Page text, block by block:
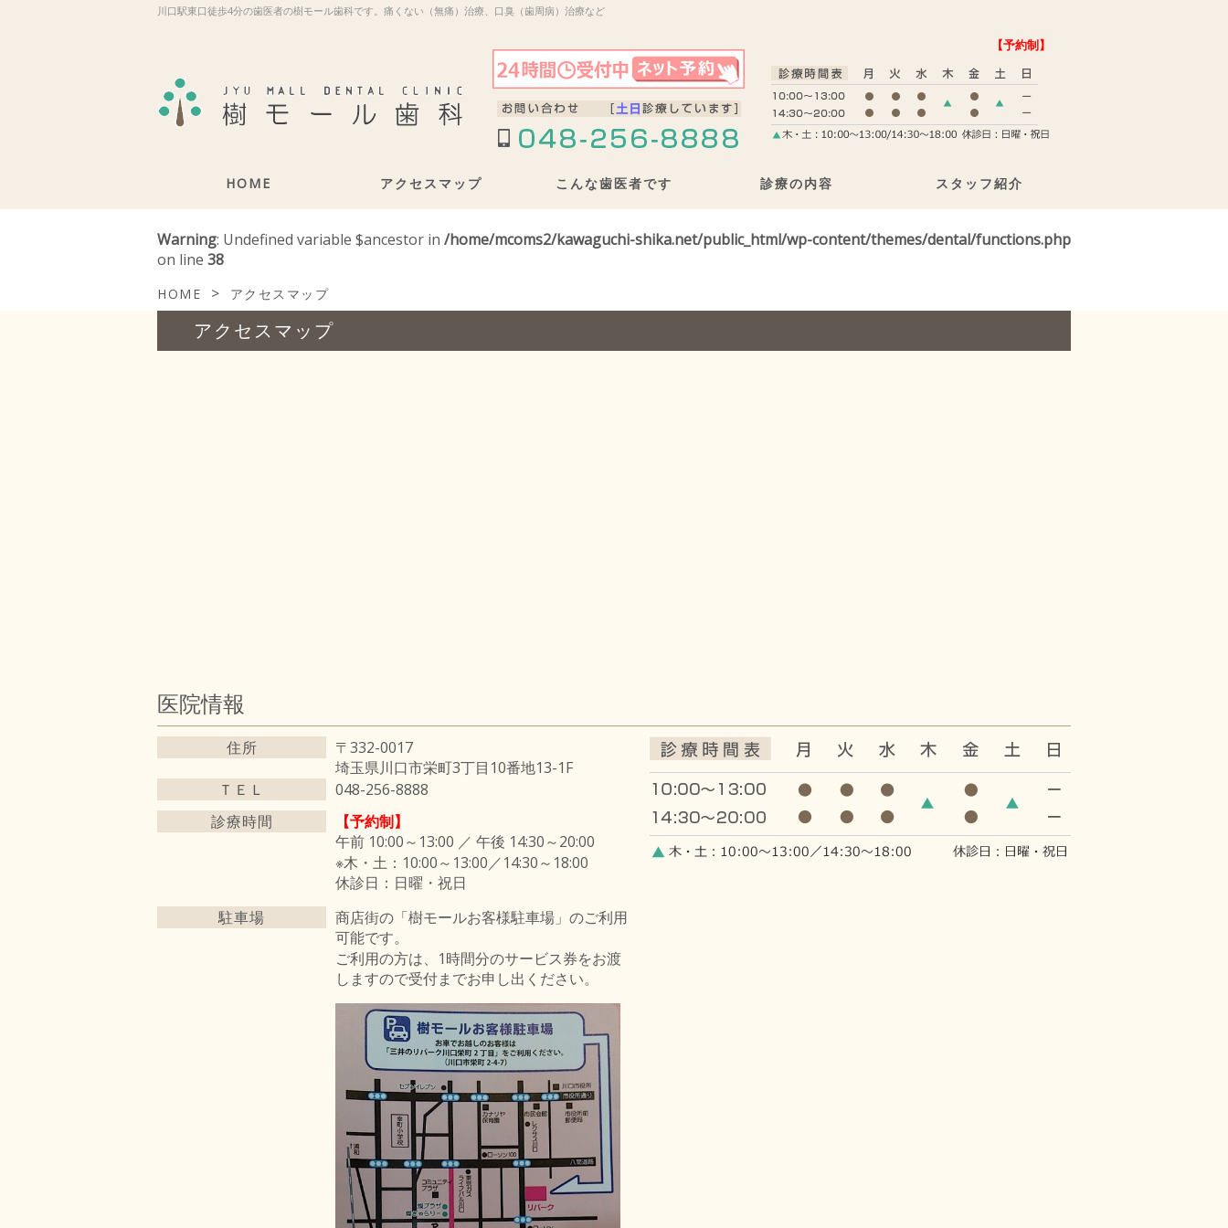
川口駅東口徒歩4分の歯医者の樹モール歯科です。痛くない（無痛）治療、口臭（歯周病）治療など
【予約制】
HOME アクセスマップ こんな歯医者です 診療の内容 スタッフ紹介
Warning: Undefined variable $ancestor in /home/mcoms2/kawaguchi-shika.net/public_html/wp-content/themes/dental/functions.php
on line 38
HOME > アクセスマップ
アクセスマップ
医院情報
住所
〒332-0017
埼玉県川口市栄町3丁目10番地13-1F
ＴＥＬ
048-256-8888
診療時間
【予約制】
午前 10:00～13:00 ／ 午後 14:30～20:00
※木・土：10:00～13:00／14:30～18:00
休診日：日曜・祝日
駐車場
商店街の「樹モールお客様駐車場」のご利用
可能です。
ご利用の方は、1時間分のサービス券をお渡
しますので受付までお申し出ください。